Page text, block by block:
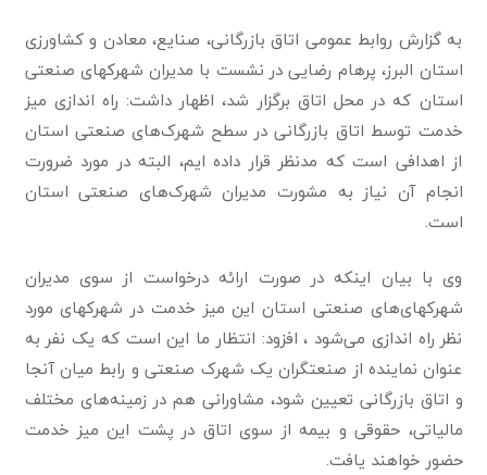
به گزارش روابط عمومی اتاق بازرگانی، صنایع، معادن و کشاورزی
استان البرز، پرهام رضایی در نشست با مدیران شهرکهای صنعتی
استان که در محل اتاق برگزار شد، اظهار داشت: راه اندازی میز
خدمت توسط اتاق بازرگانی در سطح شهرک‌های صنعتی استان
از اهدافی است که مدنظر قرار داده ایم، البته در مورد ضرورت
انجام آن نیاز به مشورت مدیران شهرک‌های صنعتی استان
است.
وی با بیان اینکه در صورت ارائه درخواست از سوی مدیران
شهرکهای‌های صنعتی استان این میز خدمت در شهرکهای مورد
نظر راه اندازی می‌شود ، افزود: انتظار ما این است که یک نفر به
عنوان نماینده از صنعتگران یک شهرک صنعتی و رابط میان آنجا
و اتاق بازرگانی تعیین شود، مشاورانی هم در زمینه‌های مختلف
مالیاتی، حقوقی و بیمه از سوی اتاق در پشت این میز خدمت
حضور خواهند یافت.